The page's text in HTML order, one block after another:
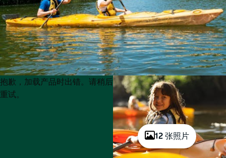
12 张照片
Product
List
Product
List
抱歉，加载产品时出错。请稍后
重试。